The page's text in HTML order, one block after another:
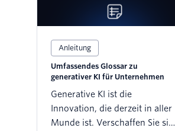
Vorschriften auf der ganzen
Welt in Einklang bringen.
Anleitung
Umfassendes Glossar zu
generativer KI für Unternehmen
Generative KI ist die
Innovation, die derzeit in aller
Munde ist. Verschaffen Sie sich